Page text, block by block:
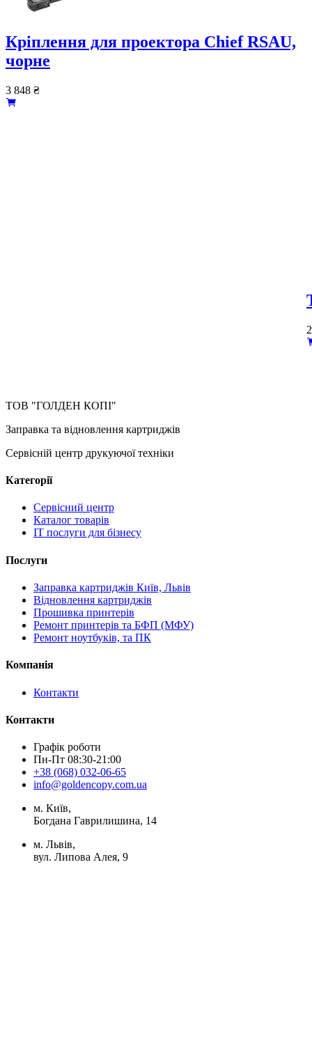
Кріплення для проектора Chief RSAU,
чорне
3 848 ₴
ТОВ "ГОЛДЕН КОПІ"
Заправка та відновлення картриджів
Сервісній центр друкуючої техніки
Категорії
Сервісний центр
Каталог товарів
IT послуги для бізнесу
Послуги
Заправка картриджів Київ, Львів
Відновлення картриджів
Прошивка принтерів
Ремонт принтерів та БФП (МФУ)
Ремонт ноутбуків, та ПК
Компанія
Контакти
Контакти
Графік роботи
Пн-Пт 08:30-21:00
+38 (068) 032-06-65
info@goldencopy.com.ua
м. Київ,
Богдана Гаврилишина, 14
м. Львів,
вул. Липова Алея, 9